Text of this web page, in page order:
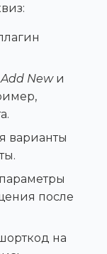
Add Newи
варианты
после
на